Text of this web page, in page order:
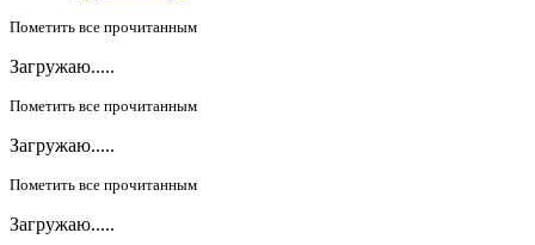
Пометить все прочитанным
Загружаю.....
Пометить все прочитанным
Загружаю.....
Пометить все прочитанным
Загружаю.....